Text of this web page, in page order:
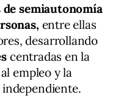
de semiautonomía
entre ellas
desarrollando
centradas en la
empleo y la